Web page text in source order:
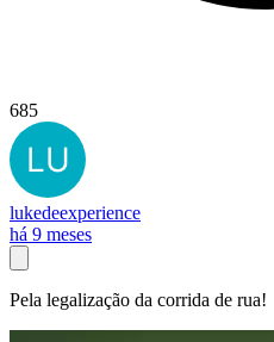
685
lukedeexperience
há 9 meses
Pela legalização da corrida de rua!